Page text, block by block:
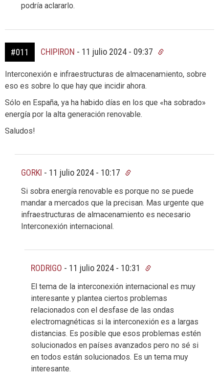
podría aclararlo.
#011 CHIPIRON - 11 julio 2024 - 09:37
Interconexión e infraestructuras de almacenamiento, sobre
eso es sobre lo que hay que incidir ahora.
Sólo en España, ya ha habido días en los que «ha sobrado»
energía por la alta generación renovable.
Saludos!
GORKI - 11 julio 2024 - 10:17
Si sobra energía renovable es porque no se puede
mandar a mercados que la precisan. Mas urgente que
infraestructuras de almacenamiento es necesario
Interconexión internacional.
RODRIGO - 11 julio 2024 - 10:31
El tema de la interconexión internacional es muy
interesante y plantea ciertos problemas
relacionados con el desfase de las ondas
electromagnéticas si la interconexión es a largas
distancias. Es posible que esos problemas estén
solucionados en países avanzados pero no sé si
en todos están solucionados. Es un tema muy
interesante.